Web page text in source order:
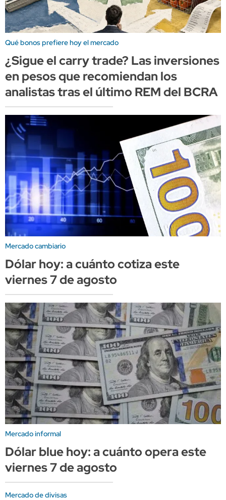
Qué bonos prefiere hoy el mercado
¿Sigue el carry trade? Las inversiones
en pesos que recomiendan los
analistas tras el último REM del BCRA
Mercado cambiario
Dólar hoy: a cuánto cotiza este
viernes 7 de agosto
Mercado informal
Dólar blue hoy: a cuánto opera este
viernes 7 de agosto
Mercado de divisas